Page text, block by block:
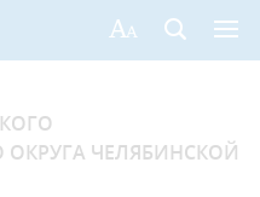
ЧЕЛЯБИНСКОЙ